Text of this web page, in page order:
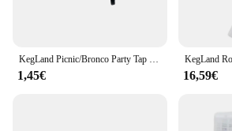
1,45€ 16,59€